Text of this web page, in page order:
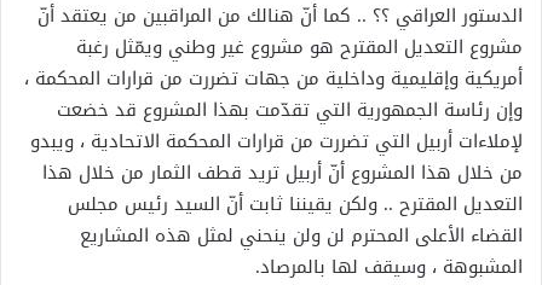
الدستور العراقي ؟؟ .. كما أنّ هنالك من المراقبين من يعتقد أنّ
مشروع التعديل المقترح هو مشروع غير وطني ويمّثل رغبة
أمريكية وإقليمية وداخلية من جهات تضررت من قرارات المحكمة ،
وإن رئاسة الجمهورية التي تقدّمت بهذا المشروع قد خضعت
لإملاءات أربيل التي تضررت من قرارات المحكمة الاتحادية ، ويبدو
من خلال هذا المشروع أنّ أربيل تريد قطف الثمار من خلال هذا
التعديل المقترح .. ولكن يقيننا ثابت أنّ السيد رئيس مجلس
القضاء الأعلى المحترم لن ولن ينحني لمثل هذه المشاريع
المشبوهة ، وسيقف لها بالمرصاد.